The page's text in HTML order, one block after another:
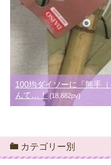
100均ダイソーに「熊手
んて…！ (18,882pv)
カテゴリー別